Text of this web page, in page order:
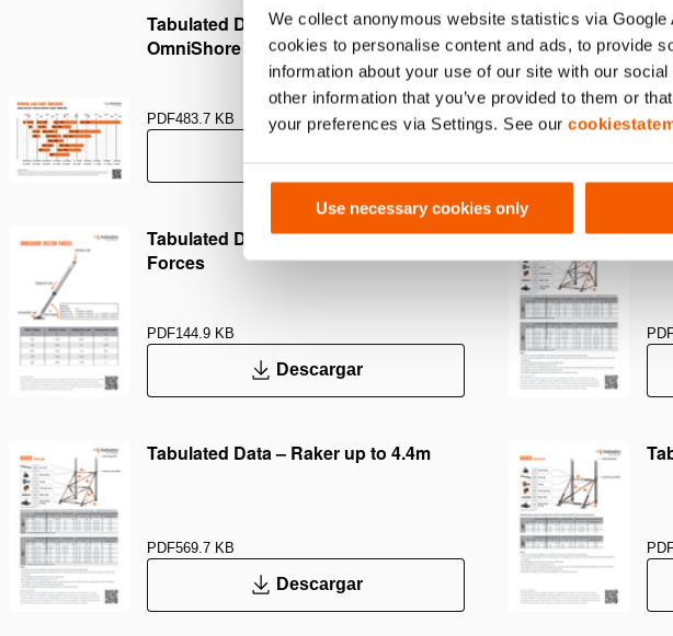
We collect anonymous website statistics via
cookies to personalise content and ads, to provide
information about your use of our site with our
other information that you’ve provided to them or
your preferences via Settings. See our
Use necessary cookies only
Tabulated Data – Working Load Chart
OmniShore Pneumatic / Mechanical
PDF483.7 KB
Tabulated Data – OmniShore Vector
Forces
PDF144.9 KB
Descargar
Tabulated Data – Raker up to 4.4m
PDF569.7 KB
Descargar